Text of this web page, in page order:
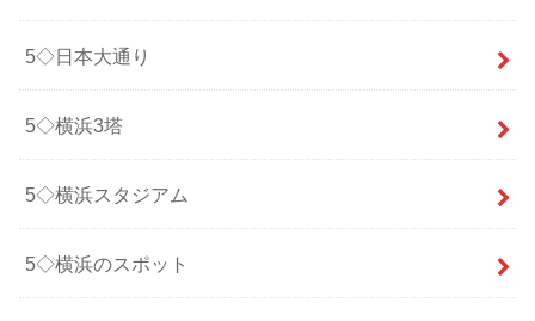
5◇日本大通り
5◇横浜3塔
5◇横浜スタジアム
5◇横浜のスポット